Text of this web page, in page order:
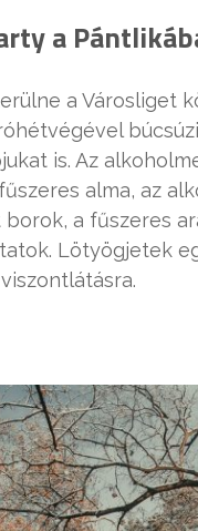
a
a Városliget
is. Az
alma, az
a fűszeres
Lötyögjetek